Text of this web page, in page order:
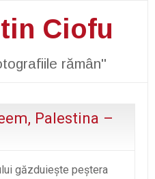
Ciofu
rămân"
Palestina –
găzduieşte peştera